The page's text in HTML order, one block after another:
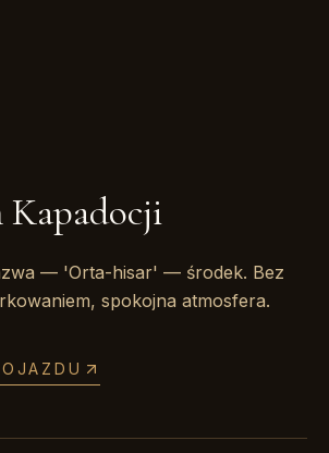
— 'Orta-hisar' — środek. Bez
spokojna atmosfera.